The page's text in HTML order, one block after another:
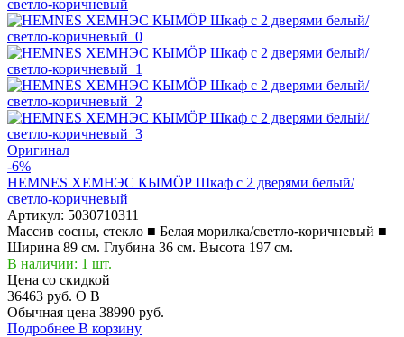
Оригинал
-6%
HEMNES ХЕМНЭС КЫМÖР Шкаф с 2 дверями белый/
светло-коричневый
Артикул: 5030710311
Массив сосны, стекло ■ Белая морилка/светло-коричневый ■
Ширина 89 см. Глубина 36 см. Высота 197 см.
В наличии: 1 шт.
Цена со скидкой
36463 руб. O B
Обычная цена 38990 руб.
Подробнее В корзину